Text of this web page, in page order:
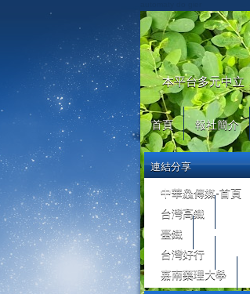
本平台多元中立
首頁 報社簡介
連結分享
中華鱻傳媒-首頁
台灣高鐵
臺鐵
台灣好行
嘉南藥理大學